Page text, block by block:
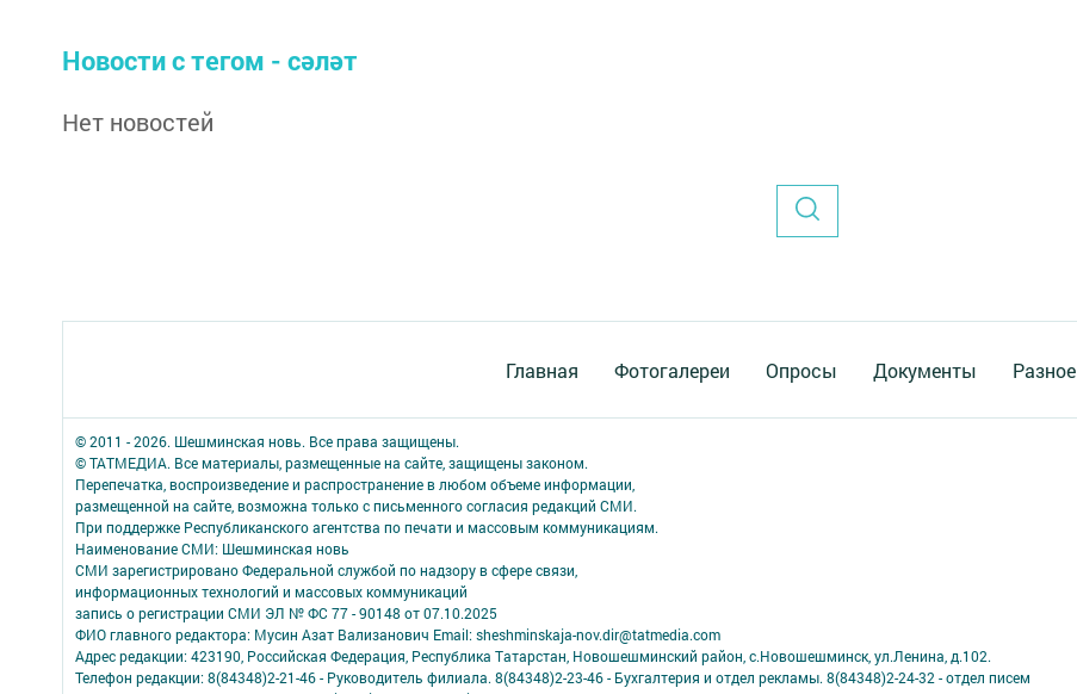
Новости с тегом - сәләт
Нет новостей
Главная Фотогалереи Опросы Документы Разное
© 2011 - 2026. Шешминская новь. Все права защищены.
© ТАТМЕДИА. Все материалы, размещенные на сайте, защищены законом.
Перепечатка, воспроизведение и распространение в любом объеме информации,
размещенной на сайте, возможна только с письменного согласия редакций СМИ.
При поддержке Республиканского агентства по печати и массовым коммуникациям.
Наименование СМИ: Шешминская новь
СМИ зарегистрировано Федеральной службой по надзору в сфере связи,
информационных технологий и массовых коммуникаций
запись о регистрации СМИ ЭЛ № ФС 77 - 90148 от 07.10.2025
ФИО главного редактора: Мусин Азат Вализанович Email: sheshminskaja-nov.dir@tatmedia.com
Адрес редакции: 423190, Российская Федерация, Республика Татарстан, Новошешминский район, с.Новошешминск, ул.Ленина, д.102.
Телефон редакции: 8(84348)2-21-46 - Руководитель филиала. 8(84348)2-23-46 - Бухгалтерия и отдел рекламы. 8(84348)2-24-32 - отдел писем